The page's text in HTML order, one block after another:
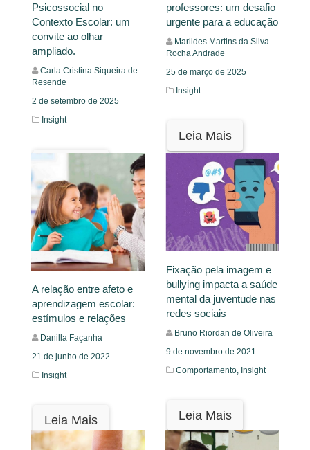
Psicossocial no
Contexto Escolar: um
convite ao olhar
ampliado.
Carla Cristina Siqueira de
Resende
2 de setembro de 2025
Insight
professores: um desafio
urgente para a educação
Marildes Martins da Silva
Rocha Andrade
25 de março de 2025
Insight
Leia Mais
A relação entre afeto e
aprendizagem escolar:
estímulos e relações
Danilla Façanha
21 de junho de 2022
Insight
Leia Mais
Fixação pela imagem e
bullying impacta a saúde
mental da juventude nas
redes sociais
Bruno Riordan de Oliveira
9 de novembro de 2021
Comportamento, Insight
Leia Mais